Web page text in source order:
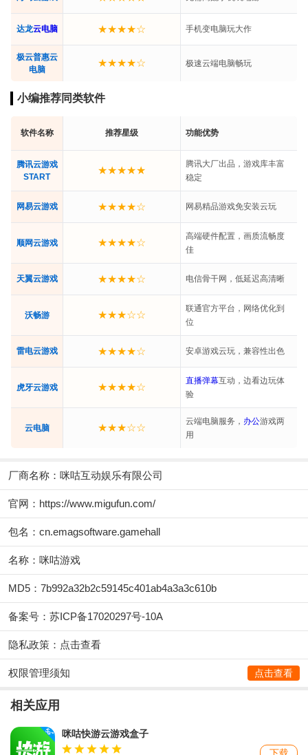
达龙云电脑 ★★★★☆ 手机变电脑玩大作
极云普惠云
电脑
★★★★☆ 极速云端电脑畅玩
小编推荐同类软件
软件名称 推荐星级 功能优势
腾讯云游戏
START
★★★★★
腾讯大厂出品，游戏库丰富
稳定
网易云游戏 ★★★★☆ 网易精品游戏免安装云玩
顺网云游戏 ★★★★☆
高端硬件配置，画质流畅度
佳
天翼云游戏 ★★★★☆ 电信骨干网，低延迟高清晰
沃畅游 ★★★☆☆
联通官方平台，网络优化到
位
雷电云游戏 ★★★★☆ 安卓游戏云玩，兼容性出色
虎牙云游戏 ★★★★☆
直播弹幕互动，边看边玩体
验
云电脑 ★★★☆☆
云端电脑服务， 办公游戏两
用
厂商名称： 咪咕互动娱乐有限公司
官网： https://www.migufun.com/
包名：cn.emagsoftware.gamehall
名称：咪咕游戏
MD5：7b992a32b2c59145c401ab4a3a3c610b
备案号：苏ICP备17020297号-10A
隐私政策： 点击查看
权限管理须知 点击查看
相关应用
咪咕快游云游戏盒子